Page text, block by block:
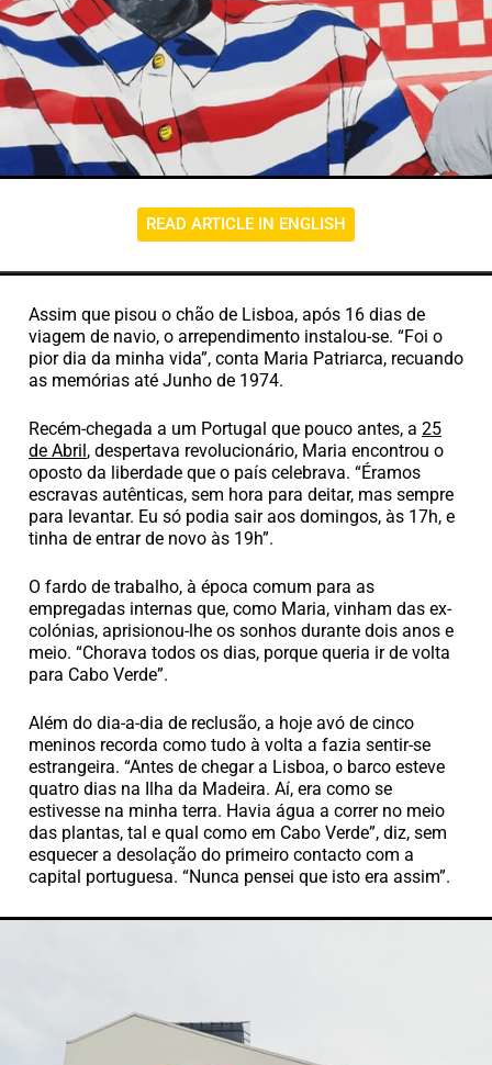
READ ARTICLE IN ENGLISH
Assim que pisou o chão de Lisboa, após 16 dias de
viagem de navio, o arrependimento instalou-se. “Foi o
pior dia da minha vida”, conta Maria Patriarca, recuando
as memórias até Junho de 1974.
Recém-chegada a um Portugal que pouco antes, a 25
de Abril, despertava revolucionário, Maria encontrou o
oposto da liberdade que o país celebrava. “Éramos
escravas autênticas, sem hora para deitar, mas sempre
para levantar. Eu só podia sair aos domingos, às 17h, e
tinha de entrar de novo às 19h”.
O fardo de trabalho, à época comum para as
empregadas internas que, como Maria, vinham das ex-
colónias, aprisionou-lhe os sonhos durante dois anos e
meio. “Chorava todos os dias, porque queria ir de volta
para Cabo Verde”.
Além do dia-a-dia de reclusão, a hoje avó de cinco
meninos recorda como tudo à volta a fazia sentir-se
estrangeira. “Antes de chegar a Lisboa, o barco esteve
quatro dias na Ilha da Madeira. Aí, era como se
estivesse na minha terra. Havia água a correr no meio
das plantas, tal e qual como em Cabo Verde”, diz, sem
esquecer a desolação do primeiro contacto com a
capital portuguesa. “Nunca pensei que isto era assim”.